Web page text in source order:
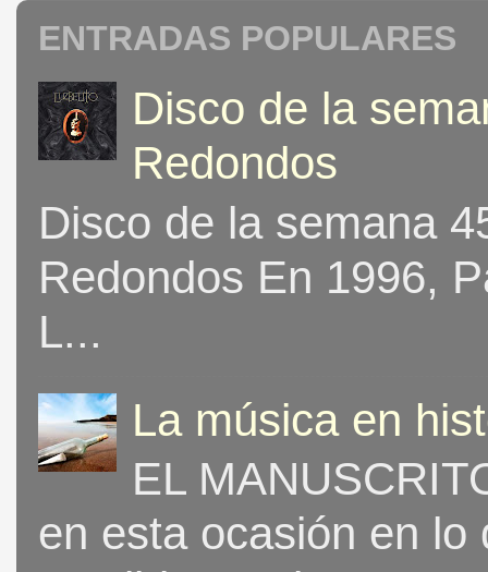
ENTRADAS POPULARES
Disco de la
Redondos
Disco de la semana
Redondos En 1996,
L...
La música en
EL
en esta ocasión en